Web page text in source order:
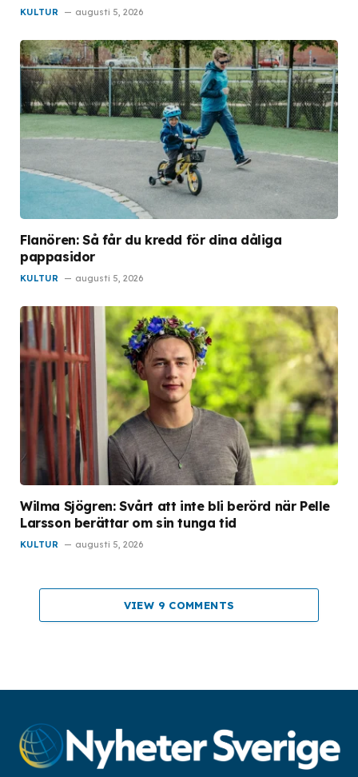
KULTUR augusti 5, 2026
Flanören: Så får du kredd för dina dåliga
pappasidor
KULTUR augusti 5, 2026
Wilma Sjögren: Svårt att inte bli berörd när Pelle
Larsson berättar om sin tunga tid
KULTUR augusti 5, 2026
VIEW 9 COMMENTS